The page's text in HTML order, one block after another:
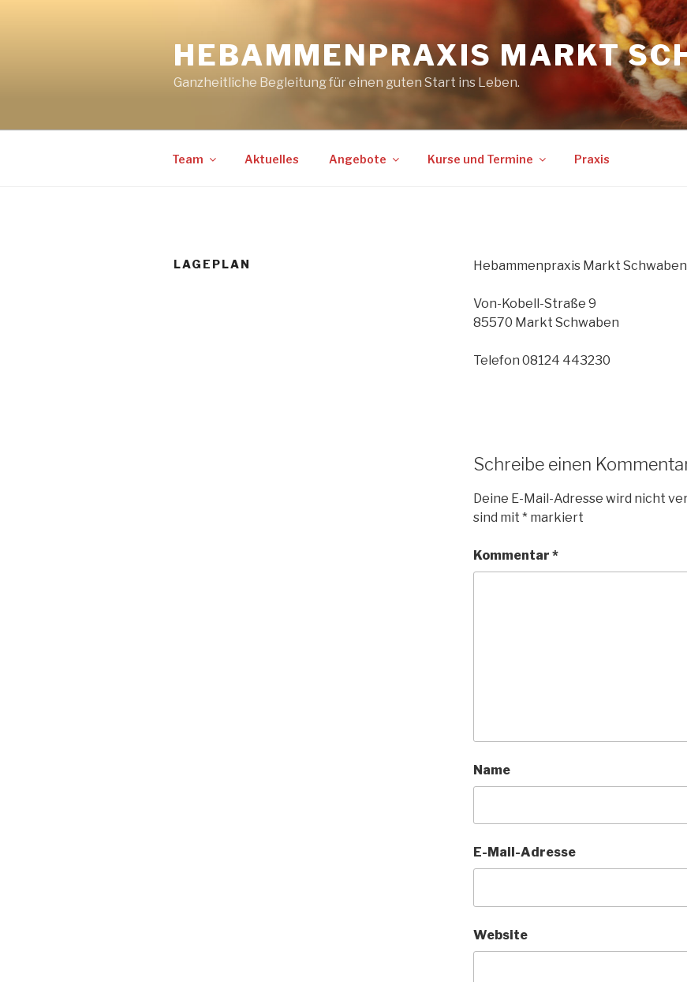
HEBAMMENPRAXIS MARKT
Ganzheitliche Begleitung für einen guten Start ins Leben.
Team Aktuelles Angebote Kurse und Termine Praxis
LAGEPLAN Hebammenpraxis Markt Schwaben
Von-Kobell-Straße 9
85570 Markt Schwaben
Telefon 08124 443230
Schreibe einen
Deine E-Mail-Adresse wird nicht
sind mit * markiert
Kommentar *
Name
E-Mail-Adresse
Website